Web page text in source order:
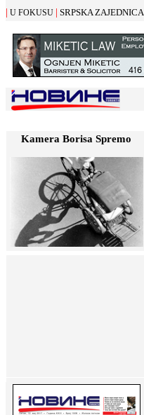
| U FOKUSU | SRPSKA ZAJEDNICA
Kamera Borisa Spremo